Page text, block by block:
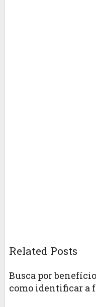
Related Posts
Busca por benefício
como identificar a